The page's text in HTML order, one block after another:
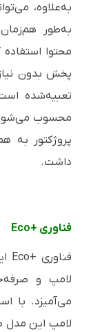
به‌علاوه،
به‌طور
محتوا
پخش بدون
تعبیه‌شده
محسوب می‌شود؛
پروژکتور به
داشت.
فناوری Eco+
فناوری Eco+
لامپ و
می‌آمیزد. با
لامپ این مدل